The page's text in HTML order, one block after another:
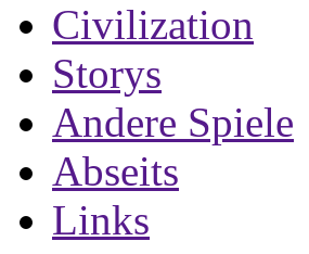
Civilization
Storys
Andere Spiele
Abseits
Links